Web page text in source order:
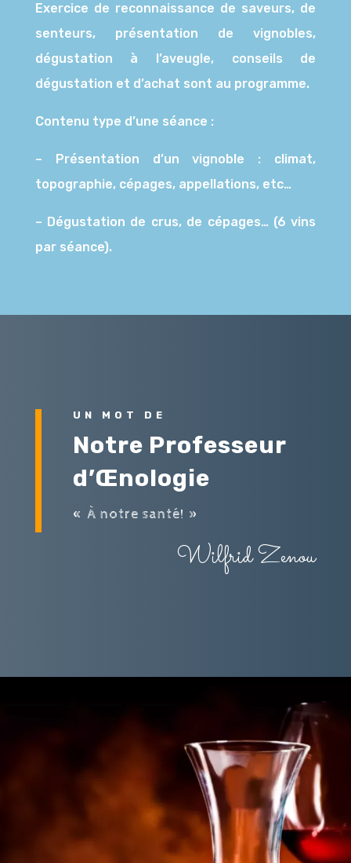
Exercice de reconnaissance de saveurs, de
senteurs, présentation de vignobles,
dégustation à l’aveugle, conseils de
dégustation et d’achat sont au programme.
Contenu type d’une séance :
– Présentation d’un vignoble : climat,
topographie, cépages, appellations, etc…
– Dégustation de crus, de cépages… (6 vins
par séance).
UN MOT DE
Notre Professeur
d’Œnologie
« À notre santé! »
Wilfrid Zenou